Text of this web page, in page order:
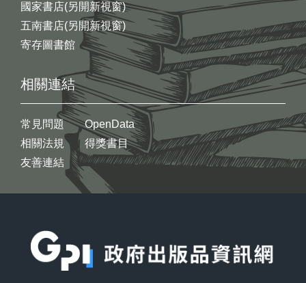
國家書店(另開新視窗)
五南書店(另開新視窗)
寄存圖書館
相關連結
常見問題
相關法規
友善連結
OpenData
得獎書目